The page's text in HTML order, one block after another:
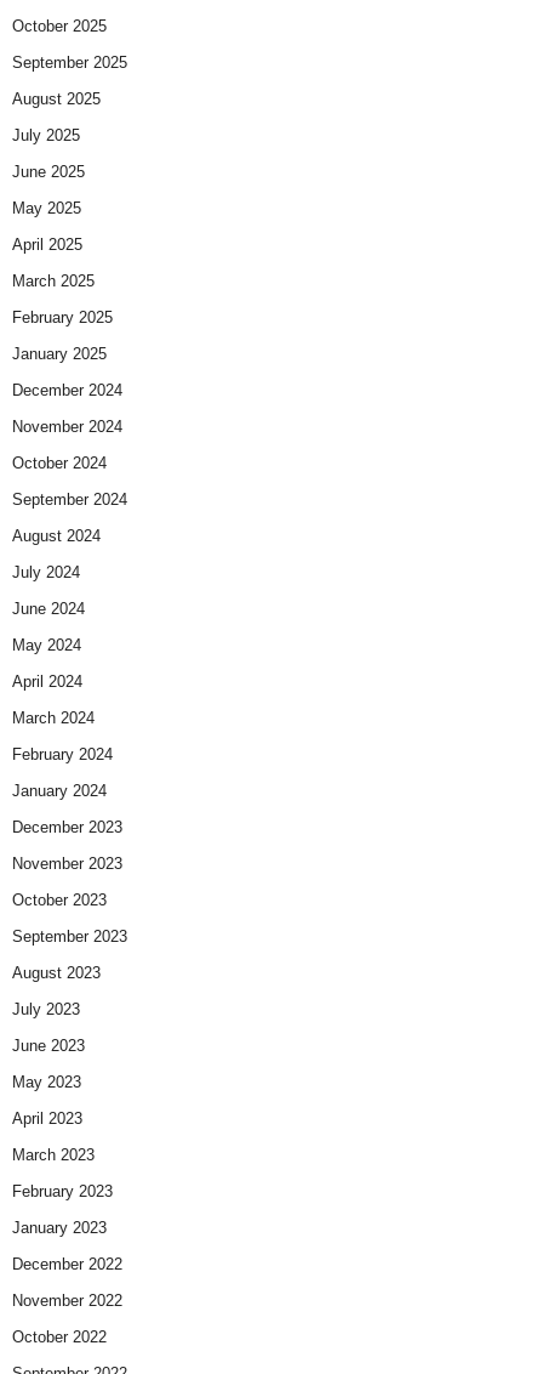
October 2025
September 2025
August 2025
July 2025
June 2025
May 2025
April 2025
March 2025
February 2025
January 2025
December 2024
November 2024
October 2024
September 2024
August 2024
July 2024
June 2024
May 2024
April 2024
March 2024
February 2024
January 2024
December 2023
November 2023
October 2023
September 2023
August 2023
July 2023
June 2023
May 2023
April 2023
March 2023
February 2023
January 2023
December 2022
November 2022
October 2022